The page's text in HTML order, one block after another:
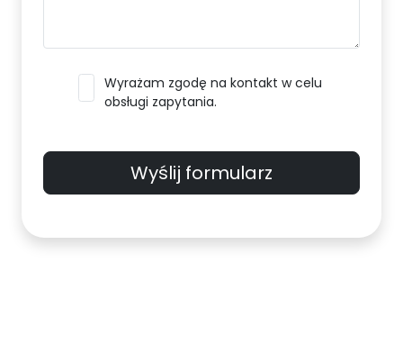
Wyrażam zgodę na kontakt w celu
obsługi zapytania.
Wyślij formularz